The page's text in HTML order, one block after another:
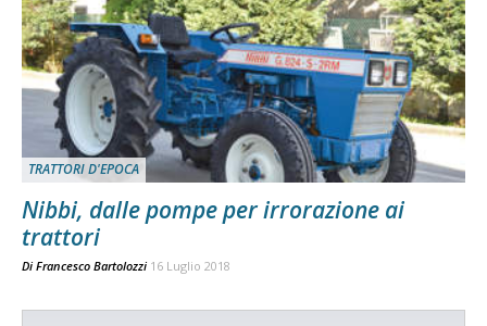
TRATTORI D'EPOCA
Nibbi, dalle pompe per irrorazione ai
trattori
Di Francesco Bartolozzi 16 Luglio 2018